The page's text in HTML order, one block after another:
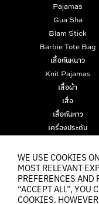
Pajamas
Gua Sha
Blam Stick
Barbie Tote Bag
เสื้อกันหนาว
Knit Pajamas
เสื้อผ้า
เสื้อ
เสื้อกันหาว
เครื่องประดับ
Tom and Jerry
The Powerpuff Girls
WE USE COOKIES
MOST RELEVANT
PREFERENCES
“ACCEPT ALL”, YOU
COOKIES.